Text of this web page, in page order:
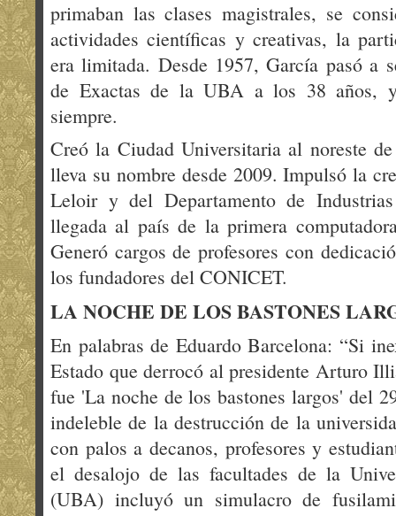
primaban las clases magistrales, se
actividades científicas y creativas, la
era limitada. Desde 1957, García pasó a
de Exactas de la UBA a los 38 años,
siempre.
Creó la Ciudad Universitaria al noreste
lleva su nombre desde 2009. Impulsó la
Leloir y del Departamento de
llegada al país de la primera
Generó cargos de profesores con
los fundadores del CONICET.
LA NOCHE DE LOS BASTONES
En palabras de Eduardo Barcelona: “Si
Estado que derrocó al presidente Arturo
fue 'La noche de los bastones largos' del
indeleble de la destrucción de la
con palos a decanos, profesores y
el desalojo de las facultades de la
(UBA) incluyó un simulacro de